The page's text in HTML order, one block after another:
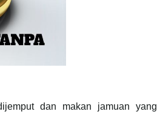
dan makan jamuan yang